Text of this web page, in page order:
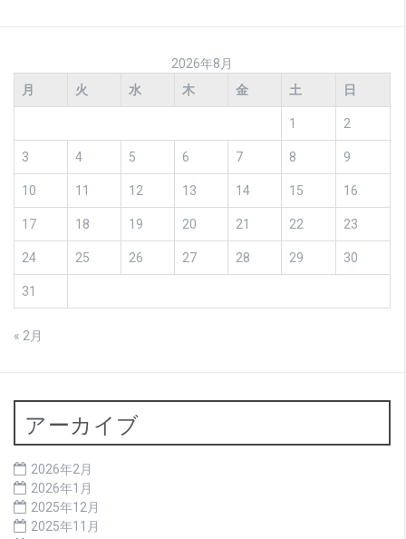
2026年8月
月
火 水 木 金 土 日
1 2
3 4 5 6 7 8 9
10 11 12 13 14 15 16
17 18 19 20 21 22 23
24 25 26 27 28 29 30
31
« 2月
アーカイブ
2026年2月
2026年1月
2025年12月
2025年11月